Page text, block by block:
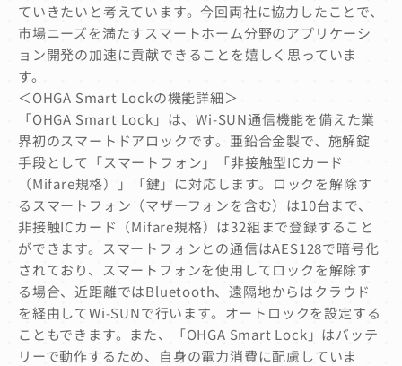
ていきたいと考えています。今回両社に協力したことで、
市場ニーズを満たすスマートホーム分野のアプリケーシ
ョン開発の加速に貢献できることを嬉しく思っていま
す。
＜OHGA Smart Lockの機能詳細＞
「OHGA Smart Lock」は、Wi-SUN通信機能を備えた業
界初のスマートドアロックです。亜鉛合金製で、施解錠
手段として「スマートフォン」「非接触型ICカード
（Mifare規格）」「鍵」に対応します。ロックを解除す
るスマートフォン（マザーフォンを含む）は10台まで、
非接触ICカード（Mifare規格）は32組まで登録すること
ができます。スマートフォンとの通信はAES128で暗号化
されており、スマートフォンを使用してロックを解除す
る場合、近距離ではBluetooth、遠隔地からはクラウド
を経由してWi-SUNで行います。オートロックを設定する
こともできます。また、「OHGA Smart Lock」はバッテ
リーで動作するため、自身の電力消費に配慮していま